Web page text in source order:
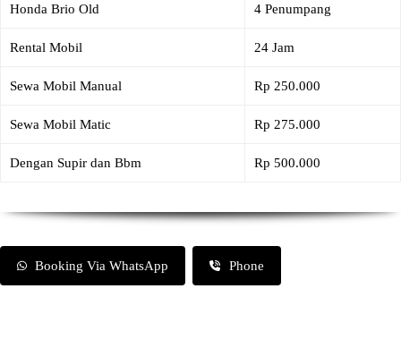
Honda Brio Old 4 Penumpang
Rental Mobil 24 Jam
Sewa Mobil Manual Rp 250.000
Sewa Mobil Matic Rp 275.000
Dengan Supir dan Bbm Rp 500.000
Booking Via WhatsApp Phone